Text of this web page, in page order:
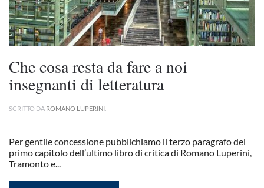
Che cosa resta da fare a noi
insegnanti di letteratura
SCRITTO DA ROMANO LUPERINI
Per gentile concessione pubblichiamo il terzo paragrafo del
primo capitolo dell’ultimo libro di critica di Romano Luperini,
Tramonto e...